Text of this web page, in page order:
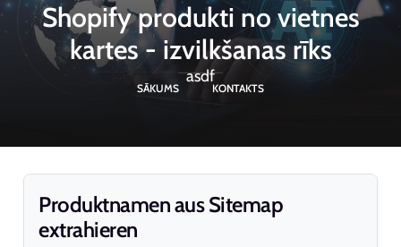
Shopify produkti no vietnes
kartes - izvilkšanas rīks
asdf
SĀKUMS KONTAKTS
Produktnamen aus Sitemap
extrahieren